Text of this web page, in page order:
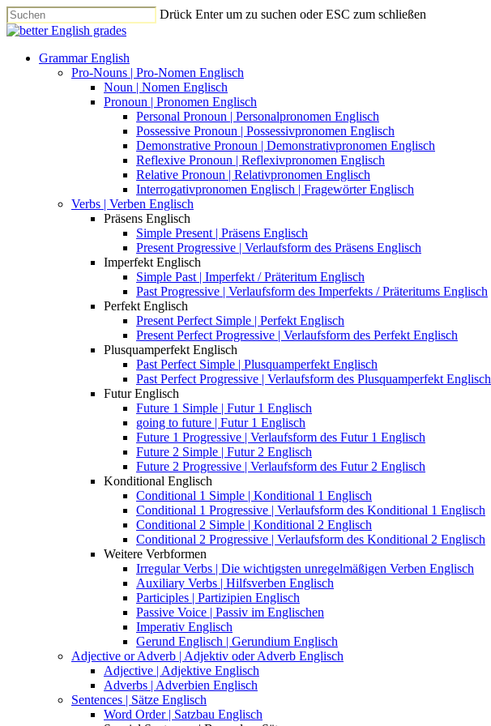
Drück Enter um zu suchen oder ESC zum schließen
Grammar English
Pro-Nouns | Pro-Nomen Englisch
Noun | Nomen Englisch
Pronoun | Pronomen Englisch
Personal Pronoun | Personalpronomen Englisch
Possessive Pronoun | Possessivpronomen Englisch
Demonstrative Pronoun | Demonstrativpronomen Englisch
Reflexive Pronoun | Reflexivpronomen Englisch
Relative Pronoun | Relativpronomen Englisch
Interrogativpronomen Englisch | Fragewörter Englisch
Verbs | Verben Englisch
Präsens Englisch
Simple Present | Präsens Englisch
Present Progressive | Verlaufsform des Präsens Englisch
Imperfekt Englisch
Simple Past | Imperfekt / Präteritum Englisch
Past Progressive | Verlaufsform des Imperfekts / Präteritums Englisch
Perfekt Englisch
Present Perfect Simple | Perfekt Englisch
Present Perfect Progressive | Verlaufsform des Perfekt Englisch
Plusquamperfekt Englisch
Past Perfect Simple | Plusquamperfekt Englisch
Past Perfect Progressive | Verlaufsform des Plusquamperfekt Englisch
Futur Englisch
Future 1 Simple | Futur 1 Englisch
going to future | Futur 1 Englisch
Future 1 Progressive | Verlaufsform des Futur 1 Englisch
Future 2 Simple | Futur 2 Englisch
Future 2 Progressive | Verlaufsform des Futur 2 Englisch
Konditional Englisch
Conditional 1 Simple | Konditional 1 Englisch
Conditional 1 Progressive | Verlaufsform des Konditional 1 Englisch
Conditional 2 Simple | Konditional 2 Englisch
Conditional 2 Progressive | Verlaufsform des Konditional 2 Englisch
Weitere Verbformen
Irregular Verbs | Die wichtigsten unregelmäßigen Verben Englisch
Auxiliary Verbs | Hilfsverben Englisch
Participles | Partizipien Englisch
Passive Voice | Passiv im Englischen
Imperativ Englisch
Gerund Englisch | Gerundium Englisch
Adjective or Adverb | Adjektiv oder Adverb Englisch
Adjective | Adjektive Englisch
Adverbs | Adverbien Englisch
Sentences | Sätze Englisch
Word Order | Satzbau Englisch